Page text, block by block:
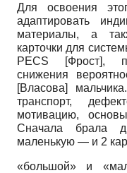
Для освоения
адаптировать
материалы, а
карточки для
PECS
[Фрост],
снижения
[Власова]
транспорт,
мотивацию,
Сначала
маленькую — и 2
«большой» и